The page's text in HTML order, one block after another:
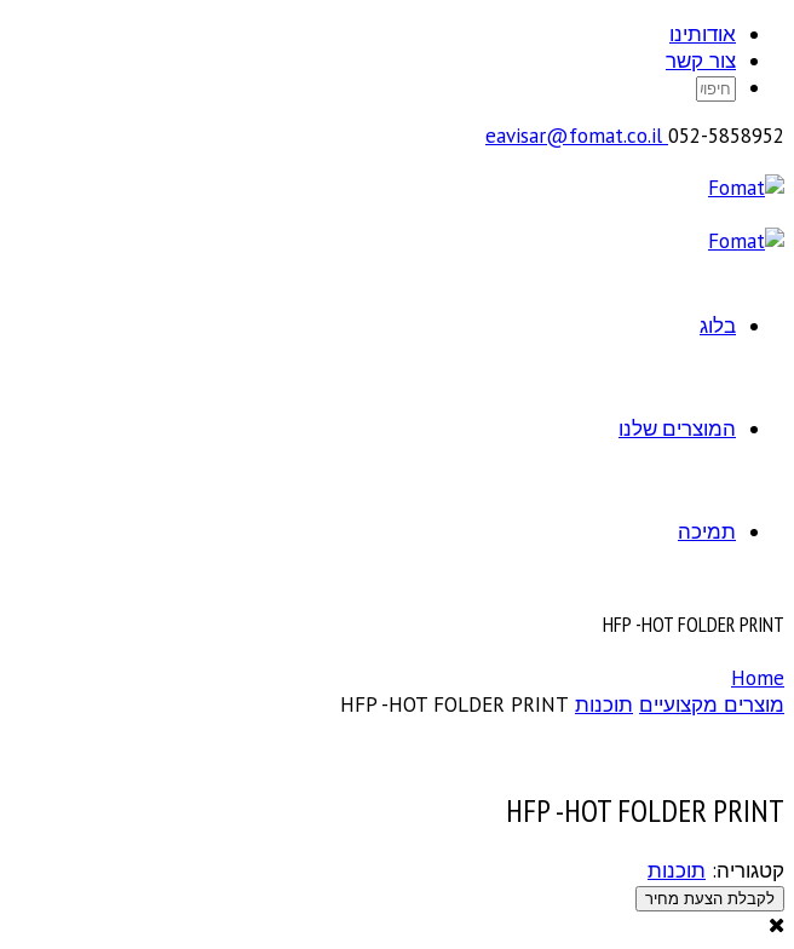
אודותינו
צור קשר
eavisar@fomat.co.il 052-5858952
בלוג
המוצרים שלנו
תמיכה
HFP -HOT FOLDER PRINT
Home
מוצרים מקצועיים תוכנות HFP -HOT FOLDER PRINT
HFP -HOT FOLDER PRINT
קטגוריה: תוכנות
לקבלת הצעת מחיר